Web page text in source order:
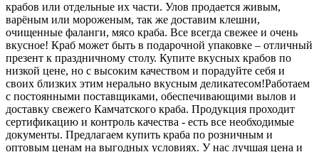
крабов или отдельные их части. Улов продается живым,
варёным или мороженым, так же доставим клешни,
очищенные фаланги, мясо краба. Все всегда свежее и очень
вкусное! Краб может быть в подарочной упаковке – отличный
презент к праздничному столу. Купите вкусных крабов по
низкой цене, но с высоким качеством и порадуйте себя и
своих близких этим нерально вкусным деликатесом!Работаем
с постоянными поставщиками, обеспечивающими вылов и
доставку свежего Камчатского краба. Продукция проходит
сертификацию и контроль качества - есть все необходимые
документы. Предлагаем купить краба по розничным и
оптовым ценам на выгодных условиях. У нас лучшая цена и